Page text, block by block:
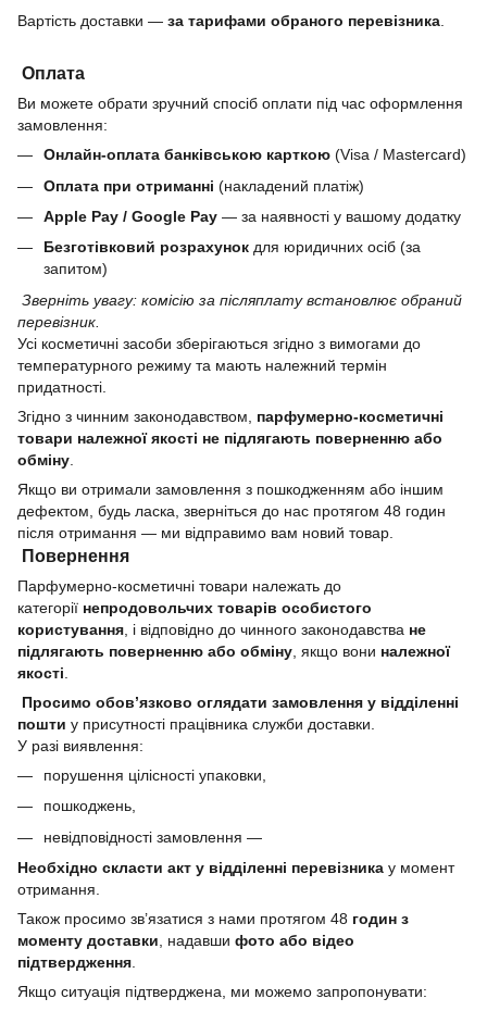
Вартість доставки — за тарифами обраного перевізника.
Оплата
Ви можете обрати зручний спосіб оплати під час оформлення
замовлення:
Онлайн-оплата банківською карткою (Visa / Mastercard)
Оплата при отриманні (накладений платіж)
Apple Pay / Google Pay — за наявності у вашому додатку
Безготівковий розрахунок для юридичних осіб (за
запитом)
Зверніть увагу: комісію за післяплату встановлює обраний
перевізник.
Усі косметичні засоби зберігаються згідно з вимогами до
температурного режиму та мають належний термін
придатності.
Згідно з чинним законодавством, парфумерно-косметичні
товари належної якості не підлягають поверненню або
обміну
Якщо ви отримали замовлення з пошкодженням або іншим
дефектом, будь ласка, зверніться до нас протягом 48 годин
після отримання — ми відправимо вам новий товар.
Повернення
Парфумерно-косметичні товари належать до
категорії непродовольчих товарів особистого
користування , і відповідно до чинного законодавства не
підлягають поверненню або обміну , якщо вони належної
якості
Просимо обов’язково оглядати замовлення у відділенні
пошти у присутності працівника служби доставки.
У разі виявлення:
порушення цілісності упаковки,
пошкоджень,
невідповідності замовлення —
Необхідно скласти акт у відділенні перевізника у момент
отримання.
Також просимо зв’язатися з нами протягом 48 годин з
моменту доставки , надавши фото або відео
підтвердження
Якщо ситуація підтверджена, ми можемо запропонувати: